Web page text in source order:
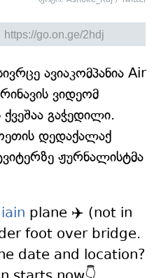
ავიაკომპანია Air
ვიდეომ
გაჭედილი.
დედაქალაქ
ჟურნალისტმა
plane ✈️ (not in
foot over bridge.
date and location?